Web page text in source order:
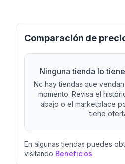
Comparación de
Ninguna tienda lo
No hay tiendas que
momento. Revisa el
abajo o el marketplace
tiene
En algunas tiendas puedes
visitando Beneficios.